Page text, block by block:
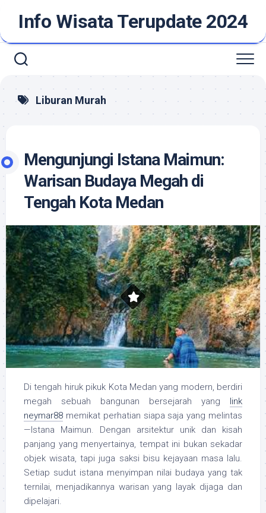
contentInfo Wisata Terupdate 2024
Liburan Murah
Mengunjungi Istana Maimun:
Warisan Budaya Megah di
Tengah Kota Medan
Di tengah hiruk pikuk Kota Medan yang modern, berdiri
megah sebuah bangunan bersejarah yang link
neymar88 memikat perhatian siapa saja yang melintas
—Istana Maimun. Dengan arsitektur unik dan kisah
panjang yang menyertainya, tempat ini bukan sekadar
objek wisata, tapi juga saksi bisu kejayaan masa lalu.
Setiap sudut istana menyimpan nilai budaya yang tak
ternilai, menjadikannya warisan yang layak dijaga dan
dipelajari.